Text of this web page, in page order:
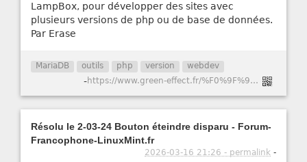
LampBox, pour développer des sites avec
plusieurs versions de php ou de base de données.
Par Erase
MariaDB outils php version webdev
- https://www.green-effect.fr/%F0%9F%90%B3-lampbox-comment-j%E2%80%99ai-arr%C3%AAt%C3%A9-de-me-prendre-la-t%C3%AAte-avec-lamp
Résolu le 2-03-24 Bouton éteindre disparu - Forum-
Francophone-LinuxMint.fr
2026-03-16 21:26 - permalink -